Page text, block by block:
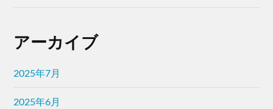
アーカイブ
2025年7月
2025年6月